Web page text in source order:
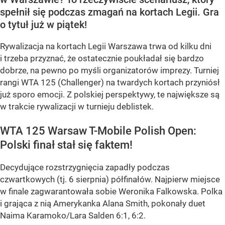
spełnił się podczas zmagań na kortach Legii. Gra
o tytuł już w piątek!
Rywalizacja na kortach Legii Warszawa trwa od kilku dni
i trzeba przyznać, że ostatecznie poukładał się bardzo
dobrze, na pewno po myśli organizatorów imprezy. Turniej
rangi WTA 125 (Challenger) na twardych kortach przyniósł
już sporo emocji. Z polskiej perspektywy, te największe są
w trakcie rywalizacji w turnieju deblistek.
WTA 125 Warsaw T-Mobile Polish Open:
Polski finał stał się faktem!
Decydujące rozstrzygnięcia zapadły podczas
czwartkowych (tj. 6 sierpnia) półfinałów. Najpierw miejsce
w finale zagwarantowała sobie Weronika Falkowska. Polka
i grająca z nią Amerykanka Alana Smith, pokonały duet
Naima Karamoko/Lara Salden 6:1, 6:2.